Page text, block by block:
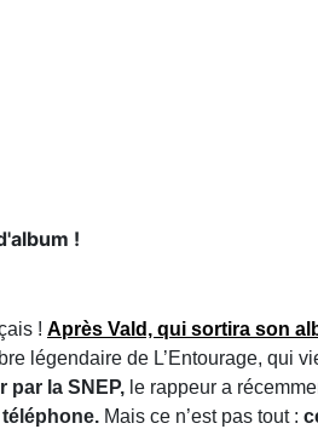
!
! Après Vald, qui sortira son
légendaire de L’Entourage, qui
par la SNEP, le rappeur a
Mais ce n’est pas tout :